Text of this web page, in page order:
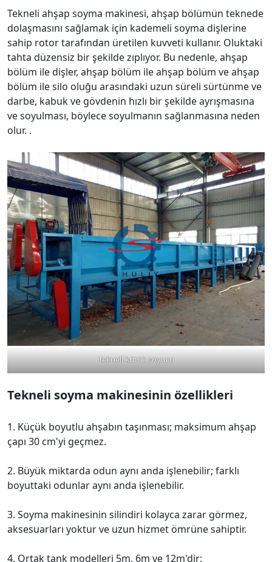
Tekneli ahşap soyma makinesi, ahşap bölümün teknede
dolaşmasını sağlamak için kademeli soyma dişlerine
sahip rotor tarafından üretilen kuvveti kullanır. Oluktaki
tahta düzensiz bir şekilde zıplıyor. Bu nedenle, ahşap
bölüm ile dişler, ahşap bölüm ile ahşap bölüm ve ahşap
bölüm ile silo oluğu arasındaki uzun süreli sürtünme ve
darbe, kabuk ve gövdenin hızlı bir şekilde ayrışmasına
ve soyulması, böylece soyulmanın sağlanmasına neden
olur. .
Tekneli kütük soyucu
Tekneli soyma makinesinin özellikleri
1. Küçük boyutlu ahşabın taşınması; maksimum ahşap
çapı 30 cm'yi geçmez.
2. Büyük miktarda odun aynı anda işlenebilir; farklı
boyuttaki odunlar aynı anda işlenebilir.
3. Soyma makinesinin silindiri kolayca zarar görmez,
aksesuarları yoktur ve uzun hizmet ömrüne sahiptir.
4. Ortak tank modelleri 5m, 6m ve 12m'dir;